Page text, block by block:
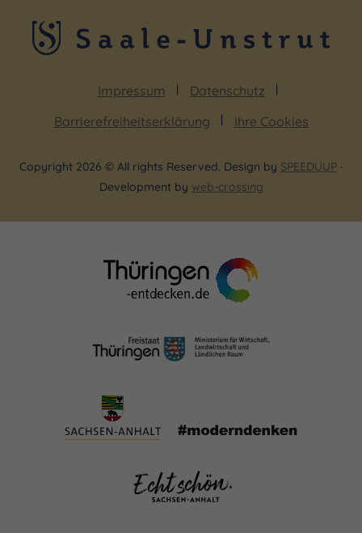
Impressum
Datenschutz
Barrierefreiheitserklärung
Ihre Cookies
Copyright 2026 © All rights Reserved. Design by SPEEDUUP ·
Development by web-crossing